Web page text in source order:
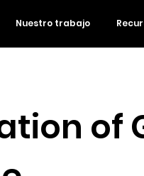
Nuestro trabajo
of